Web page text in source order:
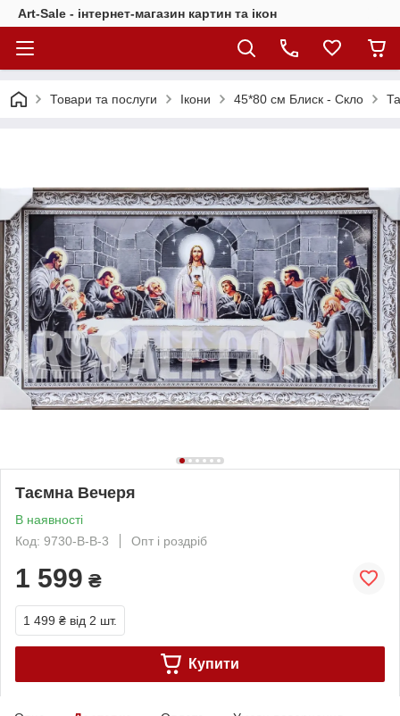
Art-Sale - інтернет-магазин картин та ікон
Товари та послуги Ікони 45*80 см Блиск - Скло
Таємна Вечеря
В наявності
Код: 9730-B-B-3
Опт і роздріб
1 599 ₴
1 499 ₴ від 2 шт.
Купити